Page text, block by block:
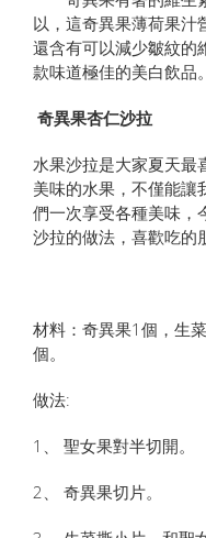
以，這奇異果薄荷果汁
還含有可以減少皺紋的
款味道極佳的美白飲品。
奇異果杏仁沙拉
水果沙拉是大家夏天最
美味的水果，不僅能讓
們一次享受各種美味，
沙拉的做法，喜歡吃的
材料：奇異果1個，生
個。
做法:
1、 聖女果對半切開。
2、 奇異果切片。